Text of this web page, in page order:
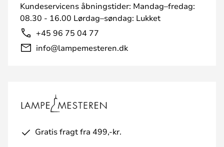
Kundeservicens åbningstider: Mandag–fredag:
08.30 - 16.00 Lørdag–søndag: Lukket
+45 96 75 04 77
info@lampemesteren.dk
Gratis fragt fra 499,-kr.